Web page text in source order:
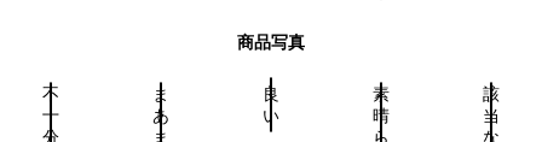
商品写真
不
十
分
ま
あ
ま
良
い
素
晴
ら
該
当
な